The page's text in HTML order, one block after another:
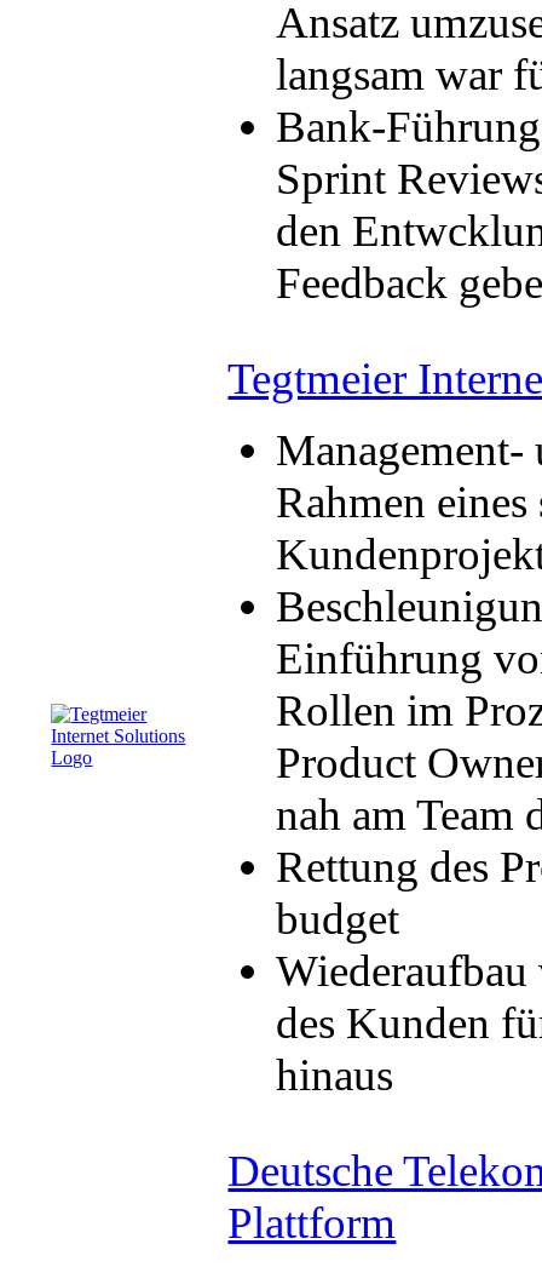
Ansatz
langsam war
Bank-
Sprint
den
Feedback
Tegtmeier
Management-
Rahmen
Einführung
Rollen im
Product
nah am Team
Rettung des
budget
Wiederaufbau
des Kunden
hinaus
Deutsche
Plattform